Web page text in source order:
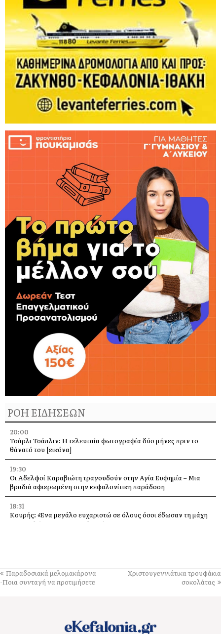
ΡΟΗ ΕΙΔΗΣΕΩΝ
20:00
Τσάρλι Τσάπλιν: Η τελευταία φωτογραφία δύο μήνες πριν το
θάνατό του [εικόνα]
19:30
Οι Αδελφοί Καραβιώτη τραγουδούν στην Αγία Ευφημία – Μια
βραδιά αφιερωμένη στην κεφαλονίτικη παράδοση
18:31
Κουρής: «Ένα μεγάλο ευχαριστώ σε όλους όσοι έδωσαν τη μάχη
με τις φλόγες στην Κεφαλονιά»
18:00
Η Χορωδία και Μαντολινάτα Αργοστολίου τραγουδά στο
Λαϊκή Συσπείρωση: «Η φωτιά στη Λαγκάδα καίει εδώ και 13
Παραδοσιακά μελομακάρονα
-Ποια συνταγή να προτιμήσετε
Χριστουγεννιάτικα τρουφάκια
σοκολάτας